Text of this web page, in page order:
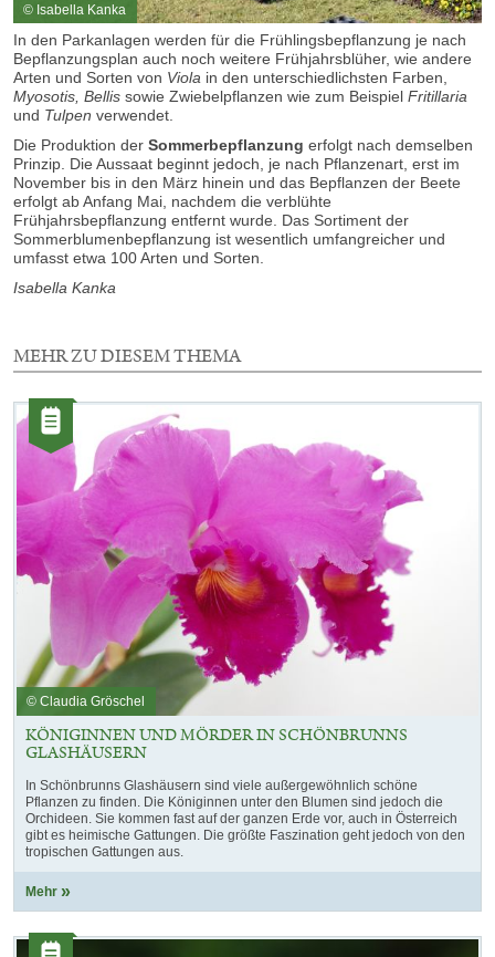
© Isabella Kanka
In den Parkanlagen werden für die Frühlingsbepflanzung je nach
Bepflanzungsplan auch noch weitere Frühjahrsblüher, wie andere
Arten und Sorten von Violain den unterschiedlichsten Farben,
Myosotis, Bellissowie Zwiebelpflanzen wie zum Beispiel Fritillaria
und Tulpen verwendet.
Die Produktion der Sommerbepflanzung erfolgt nach demselben
Prinzip. Die Aussaat beginnt jedoch, je nach Pflanzenart, erst im
November bis in den März hinein und das Bepflanzen der Beete
erfolgt ab Anfang Mai, nachdem die verblühte
Frühjahrsbepflanzung entfernt wurde. Das Sortiment der
Sommerblumenbepflanzung ist wesentlich umfangreicher und
umfasst etwa 100 Arten und Sorten.
Isabella Kanka
MEHR ZU DIESEM THEMA
Elemente
dieser
Auswahl
Kategorie:
Artikel
© Claudia Gröschel
KÖNIGINNEN UND MÖRDER IN SCHÖNBRUNNS
GLASHÄUSERN
In Schönbrunns Glashäusern sind viele außergewöhnlich schöne
Pflanzen zu finden. Die Königinnen unter den Blumen sind jedoch die
Orchideen. Sie kommen fast auf der ganzen Erde vor, auch in Österreich
gibt es heimische Gattungen. Die größte Faszination geht jedoch von den
tropischen Gattungen aus.
Mehr
Kategorie: